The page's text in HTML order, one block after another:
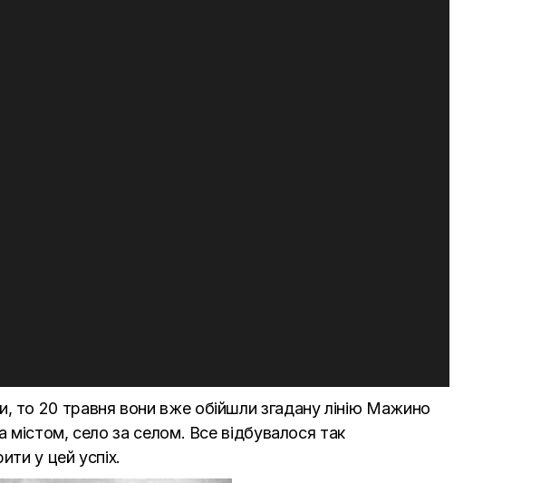
то 20 травня вони вже обійшли згадану лінію Мажино
містом, село за селом. Все відбувалося так
у цей успіх.